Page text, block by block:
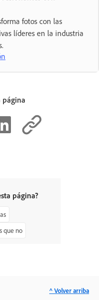
fotos con las
líderes en la industria
página?
que no
^ Volver arriba